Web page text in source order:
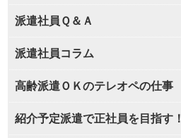
派遣社員Ｑ＆Ａ
派遣社員コラム
高齢派遣ＯＫのテレオペの仕事
紹介予定派遣で正社員を目指す！